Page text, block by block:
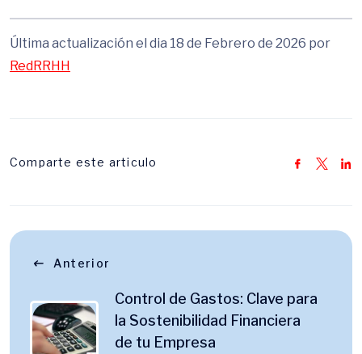
Última actualización el dia 18 de Febrero de 2026 por
RedRRHH
Comparte este articulo
Anterior
Control de Gastos: Clave para
la Sostenibilidad Financiera
de tu Empresa